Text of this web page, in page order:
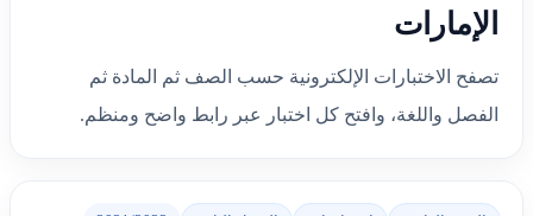
الإمارات
تصفح الاختبارات الإلكترونية حسب الصف ثم المادة ثم
الفصل واللغة، وافتح كل اختبار عبر رابط واضح ومنظم.